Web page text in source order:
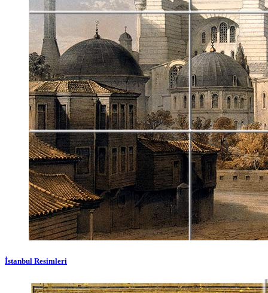
İstanbul Resimleri